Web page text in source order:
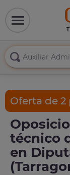
Oferta de 2
técnico
en